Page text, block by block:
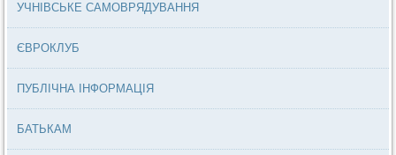
УЧНІВСЬКЕ САМОВРЯДУВАННЯ
ЄВРОКЛУБ
ПУБЛІЧНА ІНФОРМАЦІЯ
БАТЬКАМ